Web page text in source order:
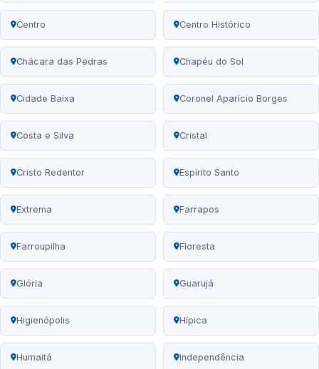
Centro Centro Histórico
Chácara das Pedras Chapéu do Sol
Cidade Baixa Coronel Aparício Borges
Costa e Silva Cristal
Cristo Redentor Espírito Santo
Extrema Farrapos
Farroupilha Floresta
Glória Guarujá
Higienópolis Hípica
Humaitá Independência